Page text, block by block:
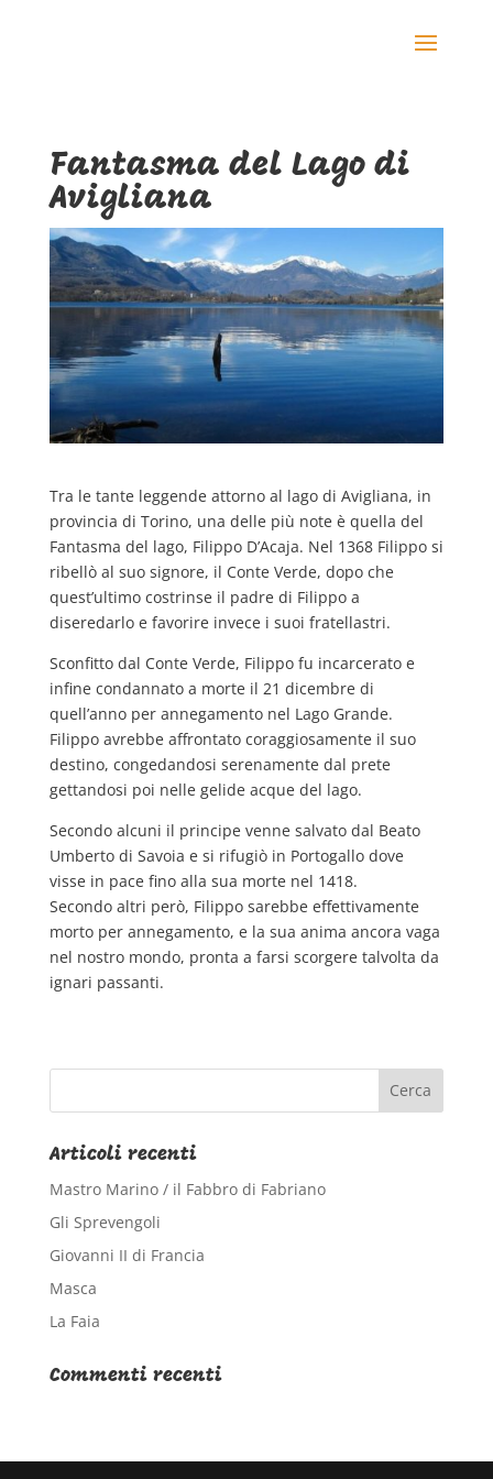
Fantasma del Lago di
Avigliana
Tra le tante leggende attorno al lago di Avigliana, in
provincia di Torino, una delle più note è quella del
Fantasma del lago, Filippo D’Acaja. Nel 1368 Filippo si
ribellò al suo signore, il Conte Verde, dopo che
quest’ultimo costrinse il padre di Filippo a
diseredarlo e favorire invece i suoi fratellastri.
Sconfitto dal Conte Verde, Filippo fu incarcerato e
infine condannato a morte il 21 dicembre di
quell’anno per annegamento nel Lago Grande.
Filippo avrebbe affrontato coraggiosamente il suo
destino, congedandosi serenamente dal prete
gettandosi poi nelle gelide acque del lago.
Secondo alcuni il principe venne salvato dal Beato
Umberto di Savoia e si rifugiò in Portogallo dove
visse in pace fino alla sua morte nel 1418.
Secondo altri però, Filippo sarebbe effettivamente
morto per annegamento, e la sua anima ancora vaga
nel nostro mondo, pronta a farsi scorgere talvolta da
ignari passanti.
Articoli recenti
Mastro Marino / il Fabbro di Fabriano
Gli Sprevengoli
Giovanni II di Francia
Masca
La Faia
Commenti recenti